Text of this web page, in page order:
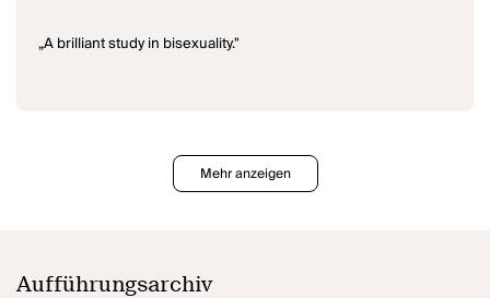
„A brilliant study in bisexuality."
Mehr anzeigen
Aufführungsarchiv